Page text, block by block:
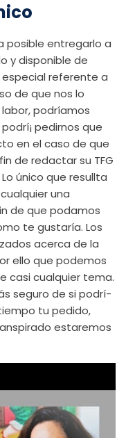
posible entregarlo a
y disponible de
especial referente a
de que nos lo
podrí­amos
pedirnos que
en el caso de que
de redactar su TFG
único que resullta
una
de que podamos
te gustaría. Los
acerca de la
ello que podemos
casi cualquier tema.
seguro de si podrí­
tu pedido,
estaremos